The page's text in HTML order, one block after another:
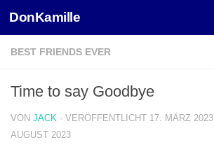
Unter dem Inhalt
DonKamille
BEST FRIENDS EVER
Time to say Goodbye
VON JACK · VERÖFFENTLICHT 17. MÄRZ 2023
AUGUST 2023